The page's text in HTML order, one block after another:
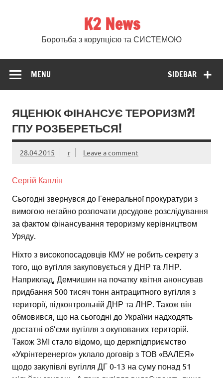
K2 News
Боротьба з корупцією та СИСТЕМОЮ
SIDEBAR
MENU
ЯЦЕНЮК ФІНАНСУЄ ТЕРОРИЗМ?!
ГПУ РОЗБЕРЕТЬСЯ!
28.04.2015 r Leave a comment
Сергій Каплін
Сьогодні звернувся до Генеральної прокуратури з
вимогою негайно розпочати досудове розслідування
за фактом фінансування тероризму керівництвом
Уряду.
Ніхто з високопосадовців КМУ не робить секрету з
того, що вугілля закуповується у ДНР та ЛНР.
Наприклад, Демчишин на початку квітня анонсував
придбання 500 тисяч тонн антрацитного вугілля з
території, підконтрольній ДНР та ЛНР. Також він
обмовився, що на сьогодні до України надходять
достатні об’єми вугілля з окупованих територій.
Також ЗМІ стало відомо, що держпідприємство
«Укрінтеренерго» уклало договір з ТОВ «ВАЛЕЯ»
щодо закупівлі вугілля ДГ 0-13 на суму понад 51